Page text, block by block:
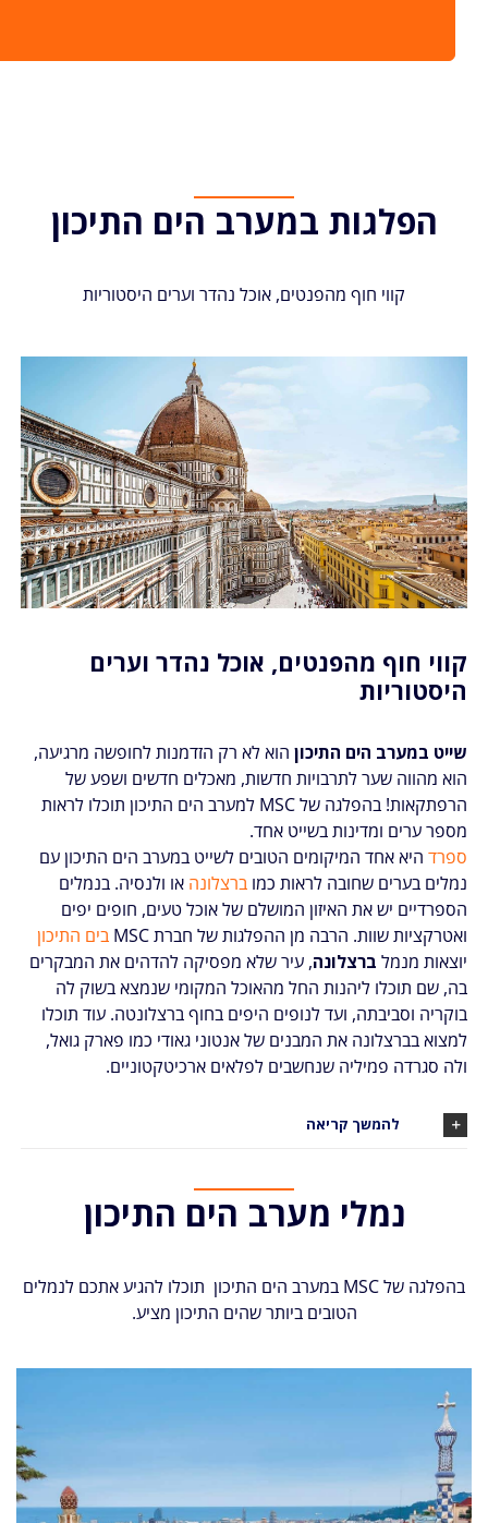
הפלגות במערב הים התיכון
קווי חוף מהפנטים, אוכל נהדר וערים היסטוריות
קווי חוף מהפנטים, אוכל נהדר וערים
היסטוריות
שייט במערב הים התיכוןהוא לא רק הזדמנות לחופשה מרגיעה,
הוא מהווה שער לתרבויות חדשות, מאכלים חדשים ושפע של
הרפתקאות! בהפלגה של MSC למערב הים התיכון תוכלו לראות
מספר ערים ומדינות בשייט אחד.
ספרד היא אחד המיקומים הטובים לשייט במערב הים התיכון עם
נמלים בערים שחובה לראות כמו ברצלונה או ולנסיה. בנמלים
הספרדיים יש את האיזון המושלם של אוכל טעים, חופים יפים
ואטרקציות שוות. הרבה מן ההפלגות של חברת MSC
בים התיכון
יוצאות מנמל ברצלונה, עיר שלא מפסיקה להדהים את המבקרים
בה, שם תוכלו ליהנות החל מהאוכל המקומי שנמצא בשוק לה
בוקריה וסביבתה, ועד לנופים היפים בחוף ברצלונטה. עוד תוכלו
למצוא בברצלונה את המבנים של אנטוני גאודי כמו פארק גואל,
ולה סגרדה פמיליה שנחשבים לפלאים ארכיטקטוניים.
להמשך קריאה
נמלי מערב הים התיכון
בהפלגה של MSC במערב הים התיכון תוכלו להגיע אתכם לנמלים
הטובים ביותר שהים התיכון מציע.